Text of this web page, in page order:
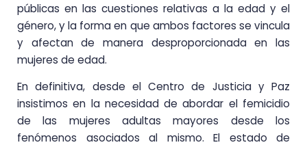
públicas en las cuestiones relativas a la edad y el
género, y la forma en que ambos factores se vincula
y afectan de manera desproporcionada en las
mujeres de edad.
En definitiva, desde el Centro de Justicia y Paz
insistimos en la necesidad de abordar el femicidio
de las mujeres adultas mayores desde los
fenómenos asociados al mismo. El estado de